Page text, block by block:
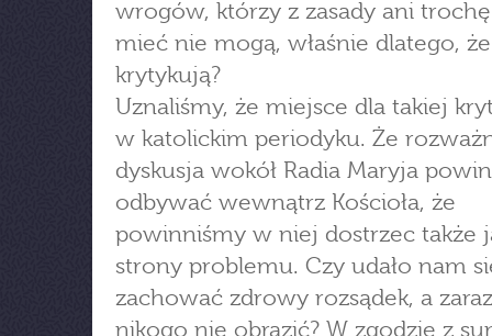
wrogów, którzy z zasady ani
mieć nie mogą, właśnie dlatego, że
krytykują?
Uznaliśmy, że miejsce dla takiej
w katolickim periodyku. Że
dyskusja wokół Radia Maryja
odbywać wewnątrz Kościoła, że
powinniśmy w niej dostrzec także
strony problemu. Czy udało nam
zachować zdrowy rozsądek, a
nikogo nie obrazić? W zgodzie z